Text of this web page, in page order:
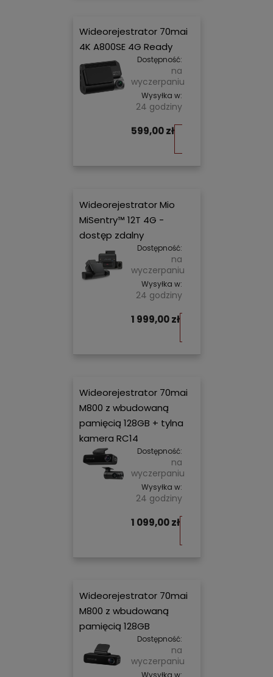
Wideorejestrator 70mai
4K A800SE 4G Ready
Dostępność:
na
wyczerpaniu
Wysyłka w:
24 godziny
599,00 zł
Wideorejestrator Mio
MiSentry™ 12T 4G -
dostęp zdalny
Dostępność:
na
wyczerpaniu
Wysyłka w:
24 godziny
1 999,00 zł
Wideorejestrator 70mai
M800 z wbudowaną
pamięcią 128GB + tylna
kamera RC14
Dostępność:
na
wyczerpaniu
Wysyłka w:
24 godziny
1 099,00 zł
Wideorejestrator 70mai
M800 z wbudowaną
pamięcią 128GB
Dostępność:
na
wyczerpaniu